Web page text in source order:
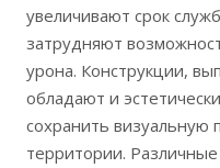
увеличивают срок
затрудняют
урона. Конструкции,
обладают и
сохранить визуальную
территории.